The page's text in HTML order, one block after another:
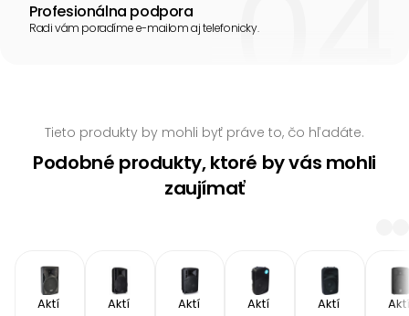
Profesionálna podpora
Radi vám poradíme e-mailom aj telefonicky.
Tieto produkty by mohli byť práve to, čo hľadáte.
Podobné produkty, ktoré by vás mohli
zaujímať
Aktí
Aktí
Aktí
Aktí
Aktí
Aktí